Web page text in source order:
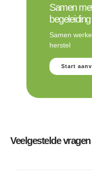
Samen
Samen
herstel
Start
Veelgestelde vragen